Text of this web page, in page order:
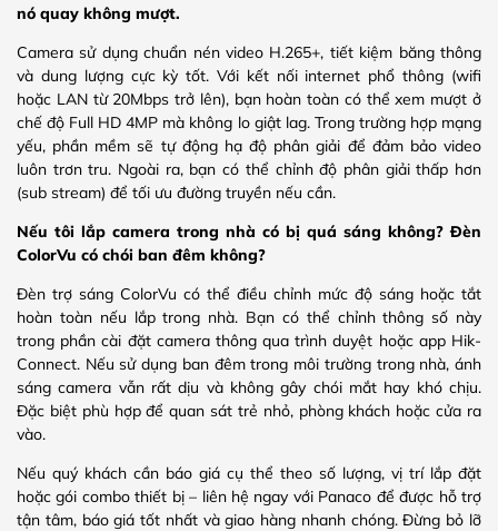
nó quay không mượt.
Camera sử dụng chuẩn nén video H.265+, tiết kiệm băng thông
và dung lượng cực kỳ tốt. Với kết nối internet phổ thông (wifi
hoặc LAN từ 20Mbps trở lên), bạn hoàn toàn có thể xem mượt ở
chế độ Full HD 4MP mà không lo giật lag. Trong trường hợp mạng
yếu, phần mềm sẽ tự động hạ độ phân giải để đảm bảo video
luôn trơn tru. Ngoài ra, bạn có thể chỉnh độ phân giải thấp hơn
(sub stream) để tối ưu đường truyền nếu cần.
Nếu tôi lắp camera trong nhà có bị quá sáng không? Đèn
ColorVu có chói ban đêm không?
Đèn trợ sáng ColorVu có thể điều chỉnh mức độ sáng hoặc tắt
hoàn toàn nếu lắp trong nhà. Bạn có thể chỉnh thông số này
trong phần cài đặt camera thông qua trình duyệt hoặc app Hik-
Connect. Nếu sử dụng ban đêm trong môi trường trong nhà, ánh
sáng camera vẫn rất dịu và không gây chói mắt hay khó chịu.
Đặc biệt phù hợp để quan sát trẻ nhỏ, phòng khách hoặc cửa ra
vào.
Nếu quý khách cần báo giá cụ thể theo số lượng, vị trí lắp đặt
hoặc gói combo thiết bị – liên hệ ngay với Panaco để được hỗ trợ
tận tâm, báo giá tốt nhất và giao hàng nhanh chóng. Đừng bỏ lỡ